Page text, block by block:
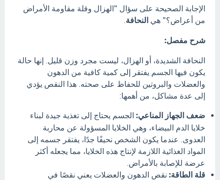
الإجابة الصحيحة على سؤال "الهزال وقلة مقاومة الأمراض
من أعراض؟" هي النحافة
شرح مفصل:
النحافة الشديدة، أو الهزال، ليست مجرد وزن قليل. إنها حالة
يكون فيها الجسم يفتقر إلى كمية كافية من الدهون
والعضلات والبروتين للحفاظ على صحته. هذا النقص يؤدي
إلى عدة مشاكل، من أهمها:
ضعف الجهاز المناعي: الجسم يحتاج إلى تغذية جيدة لبناء
خلايا الدم البيضاء، وهي الخلايا المسؤولة عن محاربة
العدوى. عندما يكون الشخص نحيفًا جدًا، يفتقر جسمه إلى
المواد الغذائية اللازمة لإنتاج هذه الخلايا، مما يجعله أكثر
عرضة للإصابة بالأمراض.
قلة الطاقة: نقص الدهون والعضلات يعني نقصًا في